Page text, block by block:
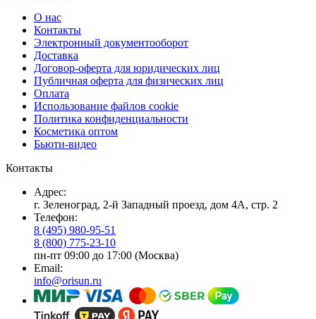
О нас
Контакты
Электронный документооборот
Доставка
Договор-оферта для юридических лиц
Публичная оферта для физических лиц
Оплата
Использование файлов cookie
Политика конфиденциальности
Косметика оптом
Бьюти-видео
Контакты
Адрес:
г. Зеленоград, 2-й Западный проезд, дом 4А, стр. 2
Телефон:
8 (495) 980-95-51
8 (800) 775-23-10
пн-пт 09:00 до 17:00 (Москва)
Email:
info@orisun.ru